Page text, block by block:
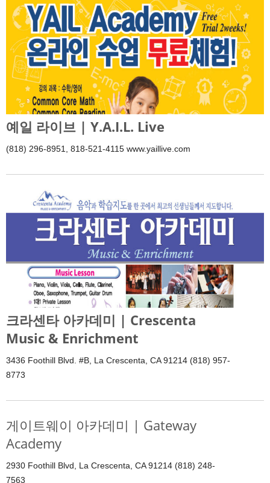
예일 라이브 | Y.A.I.L. Live
(818) 296-8951, 818-521-4115 www.yaillive.com
크라센타 아카데미 | Crescenta
Music & Enrichment
3436 Foothill Blvd. #B, La Crescenta, CA 91214 (818) 957-
8773
게이트웨이 아카데미 | Gateway
Academy
2930 Foothill Blvd, La Crescenta, CA 91214 (818) 248-
7563